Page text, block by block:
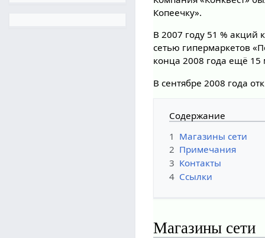
Копеечку».
В 2007 году 51 %
сетью гипермаркетов
конца 2008 года ещё 15
В сентябре 2008 года
Содержание
1 Магазины сети
2 Примечания
3 Контакты
4 Ссылки
Магазины сети